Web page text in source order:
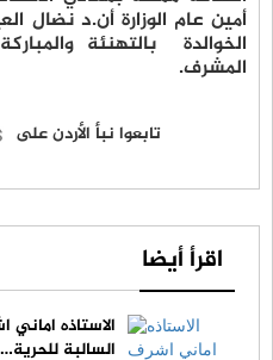
أمين عام الوزارة أن.د نضال
الخوالدة بالتهنئة
المشرف.
تابعوا نبأ الأردن على
اقرأ أيضا
الاستاذه
السالبة